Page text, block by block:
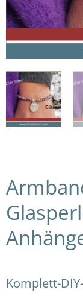
Komplett-